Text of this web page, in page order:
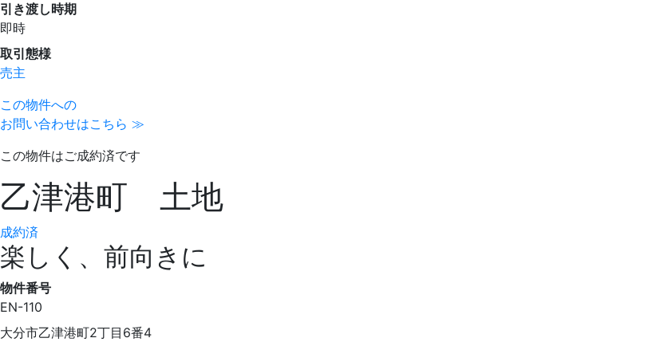
引き渡し時期
即時
取引態様
売主
この物件への
お問い合わせはこちら ≫
この物件はご成約済です
乙津港町 土地
成約済
楽しく、前向きに
物件番号
EN-110
大分市乙津港町2丁目6番4